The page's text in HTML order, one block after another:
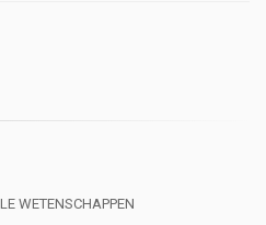
WETENSCHAPPEN